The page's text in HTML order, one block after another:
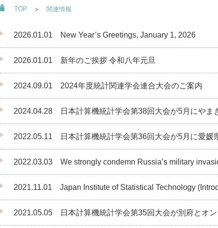
TOP ＞ 関連情報
2026.01.01 New Year’s Greetings, January 1, 2026
2026.01.01 新年のご挨拶 令和八年元旦
2024.09.01 2024年度統計関連学会連合大会のご案内
2024.04.28 日本計算機統計学会第38回大会が5月にやま
2022.05.11 日本計算機統計学会第36回大会が5月に愛媛
2022.03.03 We strongly condemn Russia’s military
2021.11.01 Japan Institute of Statistical Technology
2021.05.05 日本計算機統計学会第35回大会が別府とオ